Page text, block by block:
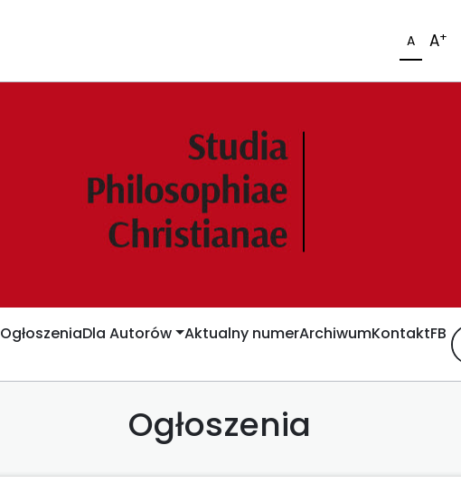
A A+
OgłoszeniaDla Autorów Aktualny numerArchiwumKontaktFB
Ogłoszenia